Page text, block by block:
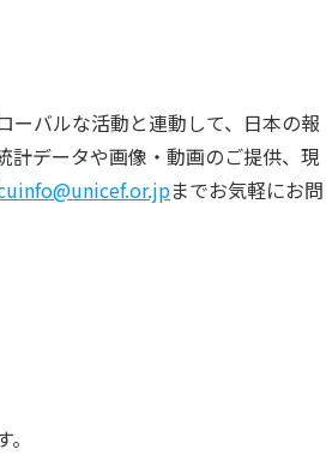
ーバルな活動と連動して、日本の報
計データや画像・動画のご提供、現
までお気軽にお問